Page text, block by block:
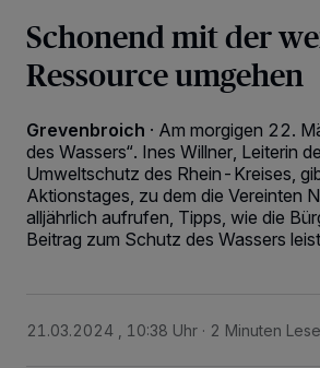
Schonend mit der
Ressource umgehen
Grevenbroich · Am morgigen 22.
des Wassers“. Ines Willner, Leiterin
Umweltschutz des Rhein-Kreises,
Aktionstages, zu dem die Vereinten
alljährlich aufrufen, Tipps, wie die
Beitrag zum Schutz des Wassers
21.03.2024 , 10:38 Uhr 2 Minuten